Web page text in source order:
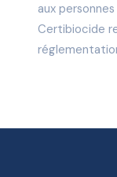
aux
Certibiocide